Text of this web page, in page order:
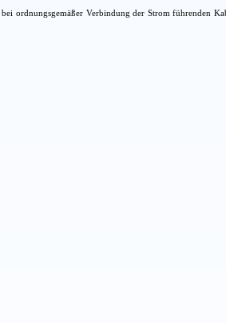
ordnungsgemäßer Verbindung der Strom führenden